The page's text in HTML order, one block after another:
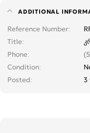
ADDITIONAL
Reference Number
Title
Phone
Condition
Posted
3